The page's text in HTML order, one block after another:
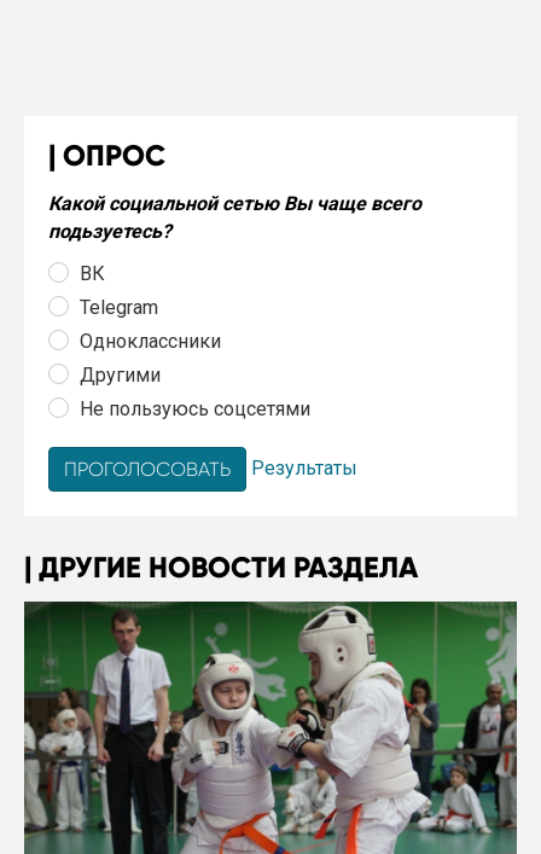
ОПРОС
Какой социальной сетью Вы чаще всего
подьзуетесь?
ВК
Telegram
Одноклассники
Другими
Не пользуюсь соцсетями
Результаты
ДРУГИЕ НОВОСТИ РАЗДЕЛА